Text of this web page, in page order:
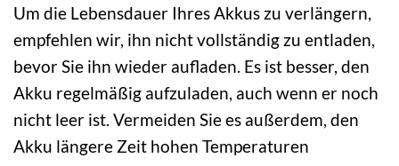
Um die Lebensdauer Ihres Akkus zu verlängern,
empfehlen wir, ihn nicht vollständig zu entladen,
bevor Sie ihn wieder aufladen. Es ist besser, den
Akku regelmäßig aufzuladen, auch wenn er noch
nicht leer ist. Vermeiden Sie es außerdem, den
Akku längere Zeit hohen Temperaturen